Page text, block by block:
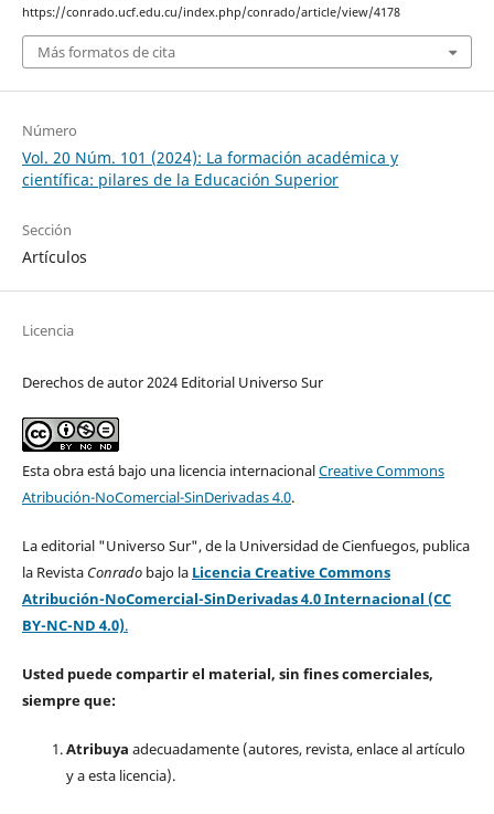
https://conrado.ucf.edu.cu/index.php/conrado/article/view/4178
Más formatos de cita
Número
Vol. 20 Núm. 101 (2024): La formación académica y
científica: pilares de la Educación Superior
Sección
Artículos
Licencia
Derechos de autor 2024 Editorial Universo Sur
Esta obra está bajo una licencia internacionalCreative Commons
Atribución-NoComercial-SinDerivadas 4.0.
La editorial "Universo Sur", de la Universidad de Cienfuegos, publica
la Revista Conradobajo la Licencia Creative Commons
Atribución-NoComercial-SinDerivadas 4.0 Internacional (CC
BY-NC-ND 4.0).
Usted puede compartir el material, sin fines comerciales,
siempre que:
Atribuya adecuadamente (autores, revista, enlace al artículo
y a esta licencia).